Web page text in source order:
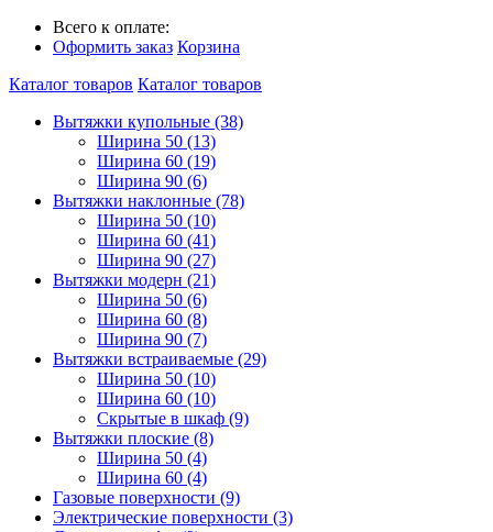
Всего к оплате:
Оформить заказ Корзина
Каталог товаров Каталог товаров
Вытяжки купольные (38)
Ширина 50 (13)
Ширина 60 (19)
Ширина 90 (6)
Вытяжки наклонные (78)
Ширина 50 (10)
Ширина 60 (41)
Ширина 90 (27)
Вытяжки модерн (21)
Ширина 50 (6)
Ширина 60 (8)
Ширина 90 (7)
Вытяжки встраиваемые (29)
Ширина 50 (10)
Ширина 60 (10)
Скрытые в шкаф (9)
Вытяжки плоские (8)
Ширина 50 (4)
Ширина 60 (4)
Газовые поверхности (9)
Электрические поверхности (3)